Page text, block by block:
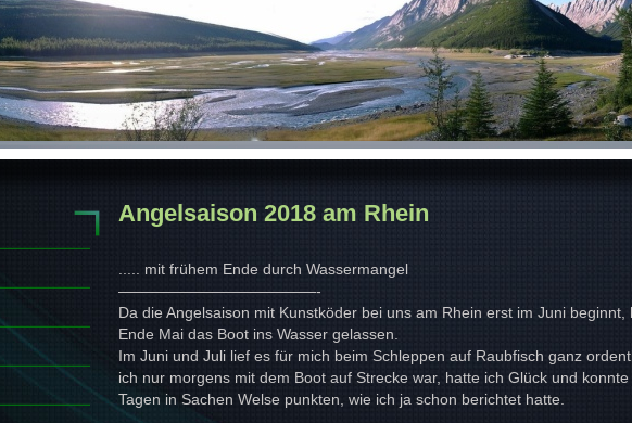
Angelsaison 2018 am Rhein
..... mit frühem Ende durch Wassermangel
—————————————-
Da die Angelsaison mit Kunstköder bei uns am Rhein erst im Juni beginnt,
Ende Mai das Boot ins Wasser gelassen.
Im Juni und Juli lief es für mich beim Schleppen auf Raubfisch ganz
ich nur morgens mit dem Boot auf Strecke war, hatte ich Glück und
Tagen in Sachen Welse punkten, wie ich ja schon berichtet hatte.